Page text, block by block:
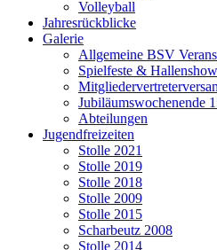
Volleyball
Jahresrückblicke
Galerie
Allgemeine BSV
Spielfeste &
Jubiläumswochenende
Abteilungen
Jugendfreizeiten
Stolle 2021
Stolle 2019
Stolle 2018
Stolle 2009
Stolle 2015
Scharbeutz 2008
Stolle 2014